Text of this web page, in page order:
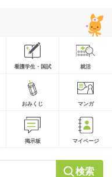
看護学生・国試 就活
おみくじ マンガ
掲示板 マイページ
検索